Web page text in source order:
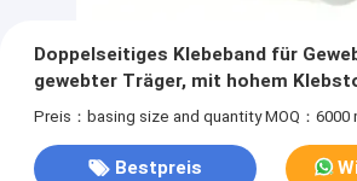
Doppelseitiges Klebeband für
gewebter Träger, mit hohem
beiden Seiten
Preis：basing size and quantity MOQ：6000
Bestpreis